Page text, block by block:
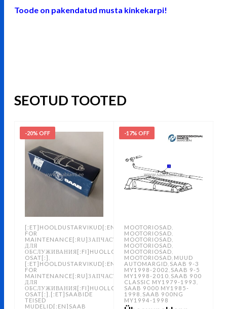
Toode on pakendatud musta kinkekarpi!
SEOTUD TOOTED
-20% OFF
[:ET]HOOLDUSTARVIKUD[:EN]PARTS
FOR
MAINTENANCE[:RU]ЗАПЧАСТИ
ДЛЯ
ОБСЛУЖИВАНИЯ[:FI]HUOLLON
OSAT[:]
[:ET]HOOLDUSTARVIKUD[:EN]PARTS
FOR
MAINTENANCE[:RU]ЗАПЧАСТИ
ДЛЯ
ОБСЛУЖИВАНИЯ[:FI]HUOLLON
OSAT[:] [:ET]SAABIDE
TEISED
MUDELID[:EN]SAAB
-17% OFF
MOOTORIOSAD
MOOTORIOSAD
MOOTORIOSAD
MOOTORIOSAD
MOOTORIOSAD
MOOTORIOSAD MUUD
AUTOMARGID SAAB 9-3
MY1998-2002 SAAB 9-5
MY1998-2010 SAAB 900
CLASSIC MY1979-1993
SAAB 9000 MY1985-
1998 SAAB 900NG
MY1994-1998